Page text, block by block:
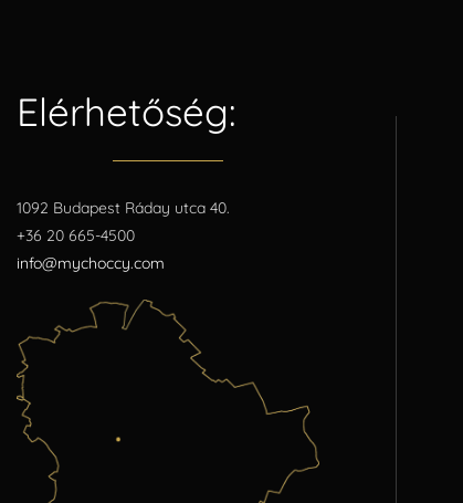
Elérhetőség:
1092 Budapest Ráday utca 40.
+36 20 665-4500
info@mychoccy.com